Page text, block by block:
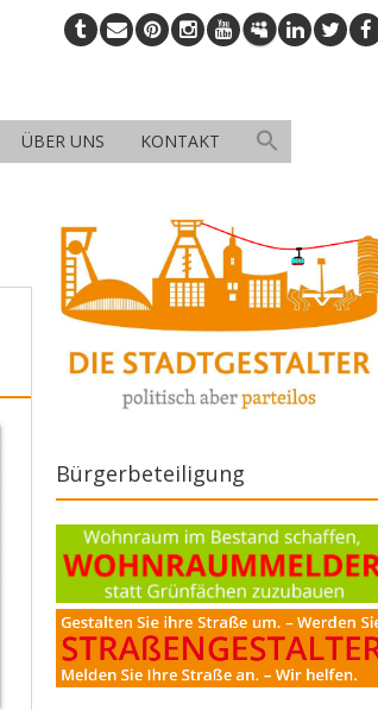
ÜBER UNS KONTAKT
Bürgerbeteiligung